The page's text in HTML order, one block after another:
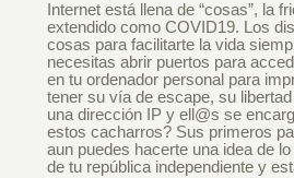
Internet está llena de “cosas”, la
extendido como COVID19. Los
cosas para facilitarte la vida
necesitas abrir puertos para
en tu ordenador personal para
tener su vía de escape, su
una dirección IP y ell@s se
estos cacharros? Sus primeros
aun puedes hacerte una idea de
de tu república independiente y